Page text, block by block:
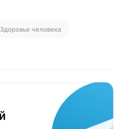
Здоровье человека